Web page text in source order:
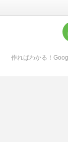
作ればわかる！